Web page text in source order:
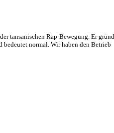
tansanischen Rap-Bewegung. Er
normal. Wir haben den Betrieb